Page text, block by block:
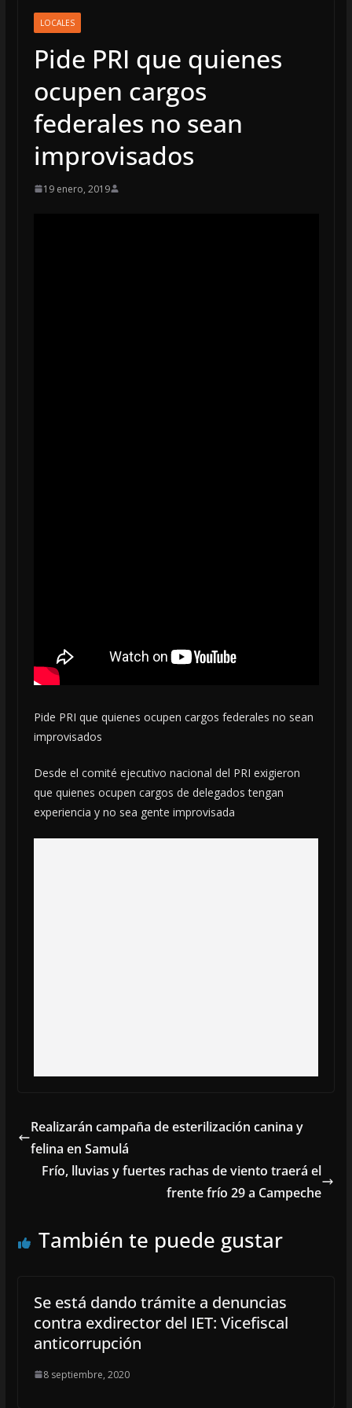
LOCALES
Pide PRI que quienes
ocupen cargos
federales no sean
improvisados
19 enero, 2019
Pide PRI que quienes ocupen cargos federales no sean
improvisados
Desde el comité ejecutivo nacional del PRI exigieron
que quienes ocupen cargos de delegados tengan
experiencia y no sea gente improvisada
Realizarán campaña de esterilización canina y
felina en Samulá
Frío, lluvias y fuertes rachas de viento traerá el
frente frío 29 a Campeche
También te puede gustar
Se está dando trámite a denuncias
contra exdirector del IET: Vicefiscal
anticorrupción
8 septiembre, 2020